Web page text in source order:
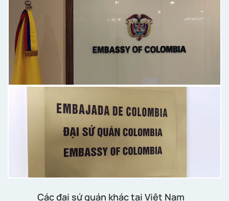
Các đại sứ quán khác tại Việt Nam